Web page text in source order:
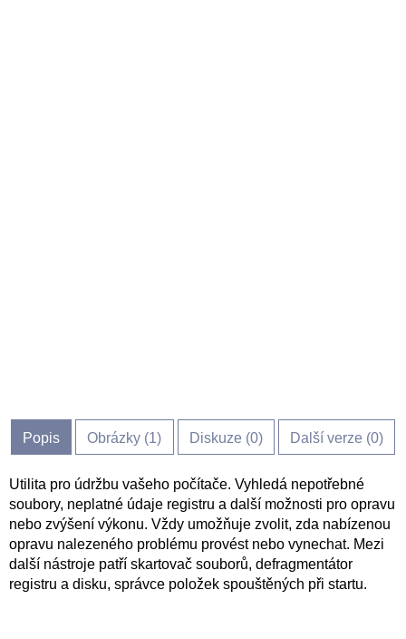
Popis Obrázky (1) Diskuze (0) Další verze (0)
Utilita pro údržbu vašeho počítače. Vyhledá nepotřebné
soubory, neplatné údaje registru a další možnosti pro opravu
nebo zvýšení výkonu. Vždy umožňuje zvolit, zda nabízenou
opravu nalezeného problému provést nebo vynechat. Mezi
další nástroje patří skartovač souborů, defragmentátor
registru a disku, správce položek spouštěných při startu.